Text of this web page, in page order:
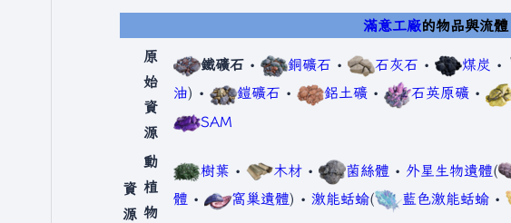
滿意工廠的物品與流體
資
源
原
始
資
源
鐵礦石 • 銅礦石 • 石灰石 • 煤炭 •
油) • 鎧礦石 • 鋁土礦 • 石英原礦 •
SAM
動
植
物
樹葉 • 木材 • 菌絲體 • 外星生物遺體(
體 • 窩巢遺體) • 激能蛞蝓( 藍色激能蛞蝓 •